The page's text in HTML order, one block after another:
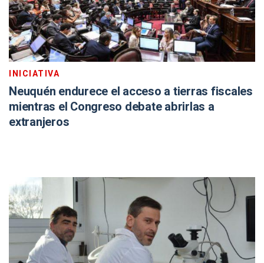
INICIATIVA
Neuquén endurece el acceso a tierras fiscales
mientras el Congreso debate abrirlas a
extranjeros